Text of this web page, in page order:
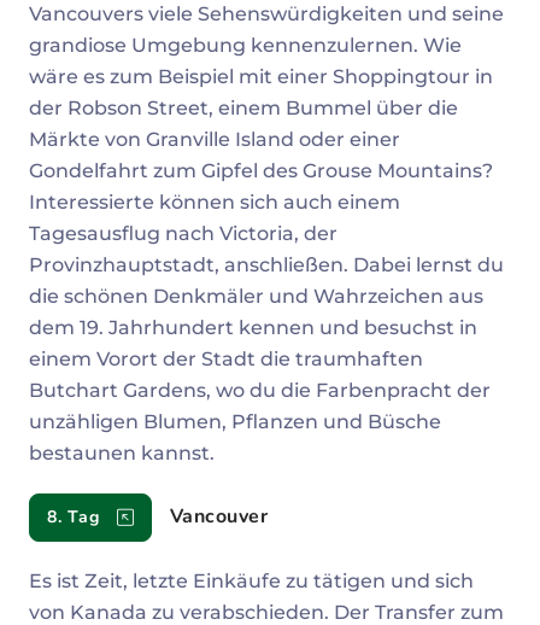
Vancouvers viele Sehenswürdigkeiten und seine
grandiose Umgebung kennenzulernen. Wie
wäre es zum Beispiel mit einer Shoppingtour in
der Robson Street, einem Bummel über die
Märkte von Granville Island oder einer
Gondelfahrt zum Gipfel des Grouse Mountains?
Interessierte können sich auch einem
Tagesausflug nach Victoria, der
Provinzhauptstadt, anschließen. Dabei lernst du
die schönen Denkmäler und Wahrzeichen aus
dem 19. Jahrhundert kennen und besuchst in
einem Vorort der Stadt die traumhaften
Butchart Gardens, wo du die Farbenpracht der
unzähligen Blumen, Pflanzen und Büsche
bestaunen kannst.
8. Tag Vancouver
Es ist Zeit, letzte Einkäufe zu tätigen und sich
von Kanada zu verabschieden. Der Transfer zum